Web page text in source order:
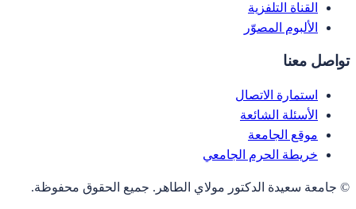
القناة التلفزية
الألبوم المصوّر
تواصل معنا
استمارة الاتصال
الأسئلة الشائعة
موقع الجامعة
خريطة الحرم الجامعي
© جامعة سعيدة الدكتور مولاي الطاهر. جميع الحقوق محفوظة.